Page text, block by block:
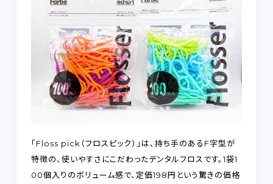
「Floss pick（フロスピック）」は、持ち手のあるF字型が
特徴の、使いやすさにこだわったデンタルフロスです。1袋1
00個入りのボリューム感で、定価198円という驚きの価格